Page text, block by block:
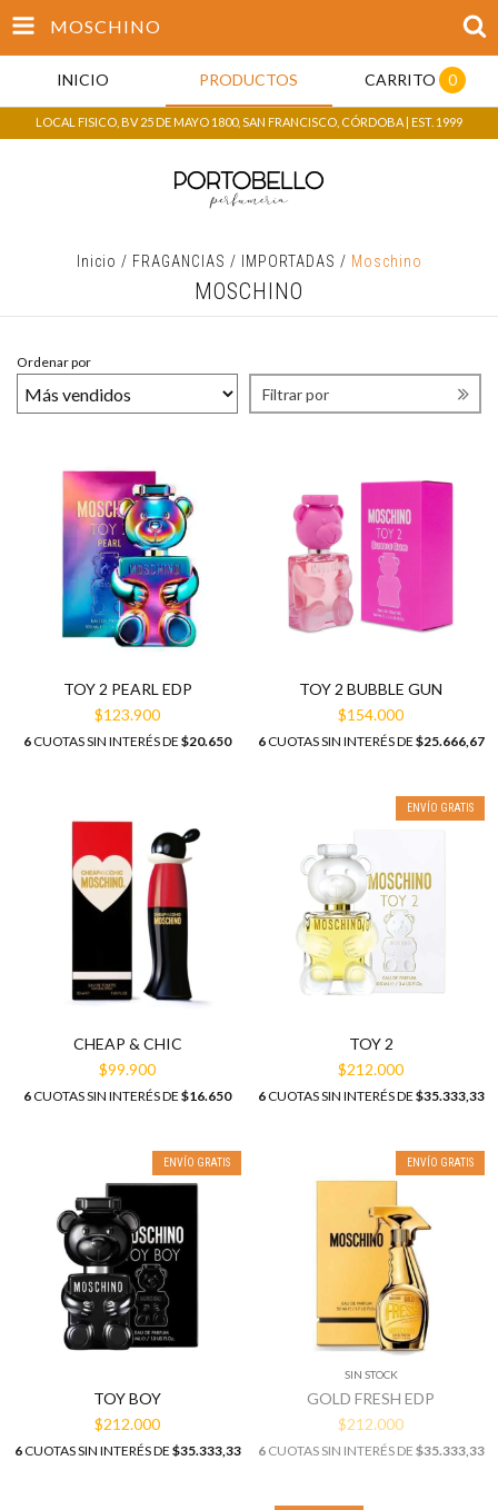
MOSCHINO
INICIO PRODUCTOS CARRITO 0
LOCAL FISICO, BV 25 DE MAYO 1800, SAN FRANCISCO, CÓRDOBA | EST. 1999
Inicio / FRAGANCIAS / IMPORTADAS / Moschino
MOSCHINO
Ordenar por
Filtrar por
TOY 2 PEARL EDP
$123.900
6 CUOTAS SIN INTERÉS DE $20.650
TOY 2 BUBBLE GUN
$154.000
6CUOTAS SIN INTERÉS DE $25.666,67
CHEAP & CHIC
$99.900
6 CUOTAS SIN INTERÉS DE $16.650
ENVÍO GRATIS
TOY 2
$212.000
6CUOTAS SIN INTERÉS DE $35.333,33
ENVÍO GRATIS
TOY BOY
$212.000
6CUOTAS SIN INTERÉS DE $35.333,33
ENVÍO GRATIS
SIN STOCK
GOLD FRESH EDP
$212.000
6CUOTAS SIN INTERÉS DE $35.333,33